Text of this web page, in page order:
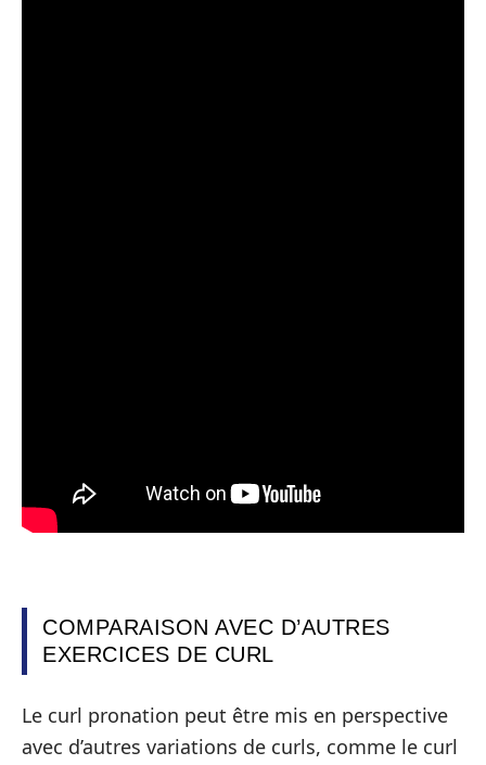
COMPARAISON AVEC D’AUTRES
EXERCICES DE CURL
Le curl pronation peut être mis en perspective
avec d’autres variations de curls, comme le curl